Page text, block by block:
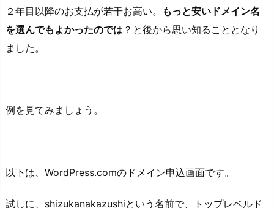
２年目以降のお支払が若干お高い。
もっと安いドメイン名
を選んでもよかったのでは ？と後から思い知ることとなり
ました。
例を見てみましょう。
以下は、WordPress.comのドメイン申込画面です。
試しに、shizukanakazushiという名前で、トップレベルド